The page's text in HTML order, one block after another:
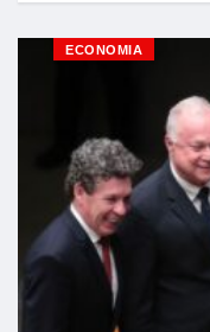
ECONOMIA